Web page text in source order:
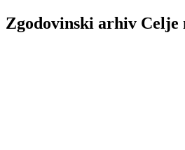
Zgodovinski arhiv Celje